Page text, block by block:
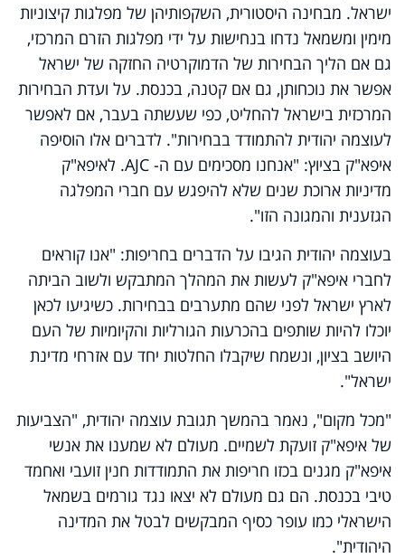
ישראל. מבחינה היסטורית, השקפותיהן של מפלגות קיצוניות
מימין ומשמאל נדחו בנחישות על ידי מפלגות הזרם המרכזי,
גם אם הליך הבחירות של הדמוקרטיה החזקה של ישראל
אפשר את נוכחותן, גם אם קטנה, בכנסת. על ועדת הבחירות
המרכזית בישראל להחליט, כפי שעשתה בעבר, אם לאפשר
לעוצמה יהודית להתמודד בבחירות". לדברים אלו הוסיפה
איפא"ק בציוץ: "אנחנו מסכימים עם ה- AJC. לאיפא"ק
מדיניות ארוכת שנים שלא להיפגש עם חברי המפלגה
הגזענית והמגונה הזו".
בעוצמה יהודית הגיבו על הדברים בחריפות: "אנו קוראים
לחברי איפא"ק לעשות את המהלך המתבקש ולשוב הביתה
לארץ ישראל לפני שהם מתערבים בבחירות. כשיגיעו לכאן
יוכלו להיות שותפים בהכרעות הגורליות והקיומיות של העם
היושב בציון, ונשמח שיקבלו החלטות יחד עם אזרחי מדינת
ישראל".
"מכל מקום", נאמר בהמשך תגובת עוצמה יהודית, "הצביעות
של איפא"ק זועקת לשמיים. מעולם לא שמענו את אנשי
איפא"ק מגנים בכזו חריפות את התמודדות חנין זועבי ואחמד
טיבי בכנסת. הם גם מעולם לא יצאו נגד גורמים בשמאל
הישראלי כמו עופר כסיף המבקשים לבטל את המדינה
היהודית".